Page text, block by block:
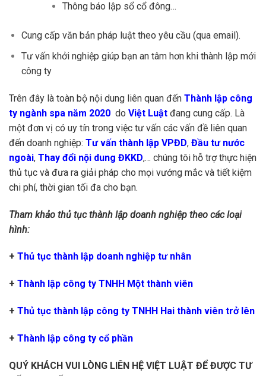
Thông báo lập sổ cổ đông…
Cung cấp văn bản pháp luật theo yêu cầu (qua email).
Tư vấn khởi nghiệp giúp bạn an tâm hơn khi thành lập mới
công ty
Trên đây là toàn bộ nội dung liên quan đến Thành lập công
ty ngành spa năm 2020 do Việt Luật đang cung cấp. Là
một đơn vị có uy tín trong việc tư vấn các vấn đề liên quan
đến doanh nghiệp: Tư vấn thành lập VPĐD, Đầu tư nước
ngoài, Thay đổi nội dung ĐKKD,… chúng tôi hỗ trợ thực hiện
thủ tục và đưa ra giải pháp cho mọi vướng mắc và tiết kiệm
chi phí, thời gian tối đa cho bạn.
Tham khảo thủ tục thành lập doanh nghiệp theo các loại
hình:
+ Thủ tục thành lập doanh nghiệp tư nhân
+ Thành lập công ty TNHH Một thành viên
+ Thủ tục thành lập công ty TNHH Hai thành viên trở lên
+ Thành lập công ty cổ phần
QUÝ KHÁCH VUI LÒNG LIÊN HỆ VIỆT LUẬT ĐỂ ĐƯỢC TƯ